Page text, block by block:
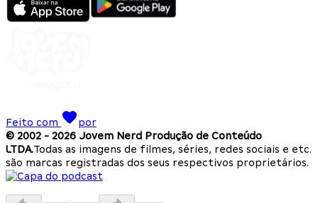
Feito com
por
© 2002 - 2026 Jovem Nerd Produção de Conteúdo
LTDA.Todas as imagens de filmes, séries, redes sociais e etc.
são marcas registradas dos seus respectivos proprietários.